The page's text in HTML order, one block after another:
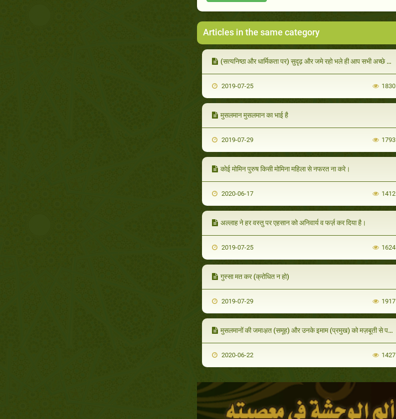
Articles in the same category
(सत्यनिष्ठा और धार्मिकता पर) सुदृढ़ और जमे रहो भले ही आप सभी अच्छे कार्यों को नहीं कर सकते
2019-07-25 1830
मुसलमान मुसलमान का भाई है
2019-07-29 1793
कोई मोमिन पुरुष किसी मोमिना महिला से नफरत ना करे।
2020-06-17 1412
अल्लाह ने हर वस्तु पर एहसान को अनिवार्य व फर्ज़ कर दिया है।
2019-07-25 1624
गुस्सा मत कर (क्रोधित न हो)
2019-07-29 1917
मुसलमानों की जमाअ़त (समूह) और उनके इमाम (प्रमुख) को मज़बूती से पकड़े रहना।
2020-06-22 1427